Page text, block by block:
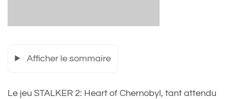
Afficher le sommaire
Le jeu STALKER 2: Heart of Chernobyl, tant attendu